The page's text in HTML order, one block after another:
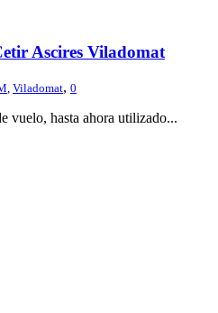
Ascires Viladomat
, Viladomat, 0
vuelo, hasta ahora utilizado...